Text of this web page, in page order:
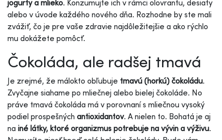
jogurty a mlieko. Konzumujte ich v rámci olovrantu, desiaty
alebo v úvode každého nového dňa. Rozhodne by ste mali
zvážiť, čo je pre vaše zdravie najdôležitejšie a ako rýchlo
mu dokážete pomôcť.
Čokoláda, ale radšej tmavá
Je zrejmé, že málokto obľubuje tmavú (horkú) čokoládu.
Zvyčajne siahame po mliečnej alebo bielej čokoláde. No
práve tmavá čokoláda má v porovnaní s mliečnou vysoký
podiel prospešných antioxidantov. A nielen to. Bohatá je aj
na iné látky, ktoré organizmus potrebuje na vývin a výživu.